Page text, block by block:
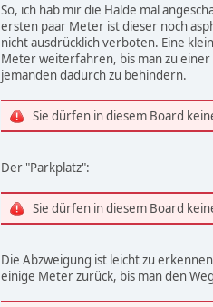
So, ich hab mir die Halde mal
ersten paar Meter ist dieser noch
nicht ausdrücklich verboten. Eine
Meter weiterfahren, bis man zu
jemanden dadurch zu behindern.
Sie dürfen in diesem Board
Der "Parkplatz":
Sie dürfen in diesem Board
Die Abzweigung ist leicht zu
einige Meter zurück, bis man den